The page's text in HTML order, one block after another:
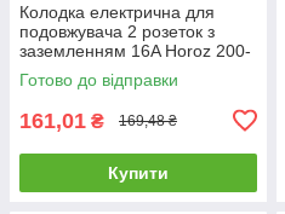
Колодка електрична для
подовжувача 2 розеток з
заземленням 16A Horoz 200-
200-201
Готово до відправки
161,01 ₴ 169,48 ₴
Купити